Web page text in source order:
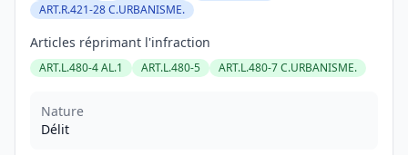
ART.R.421-28 C.URBANISME.
Articles réprimant l'infraction
ART.L.480-4 AL.1 ART.L.480-5 ART.L.480-7 C.URBANISME.
Nature
Délit